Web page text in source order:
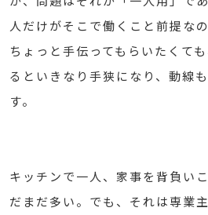
人だけがそこで働くこと前提な
ちょっと手伝ってもらいたくて
るといきなり手狭になり、動線
す。
キッチンで一人、家事を背負い
だまだ多い。でも、それは専業